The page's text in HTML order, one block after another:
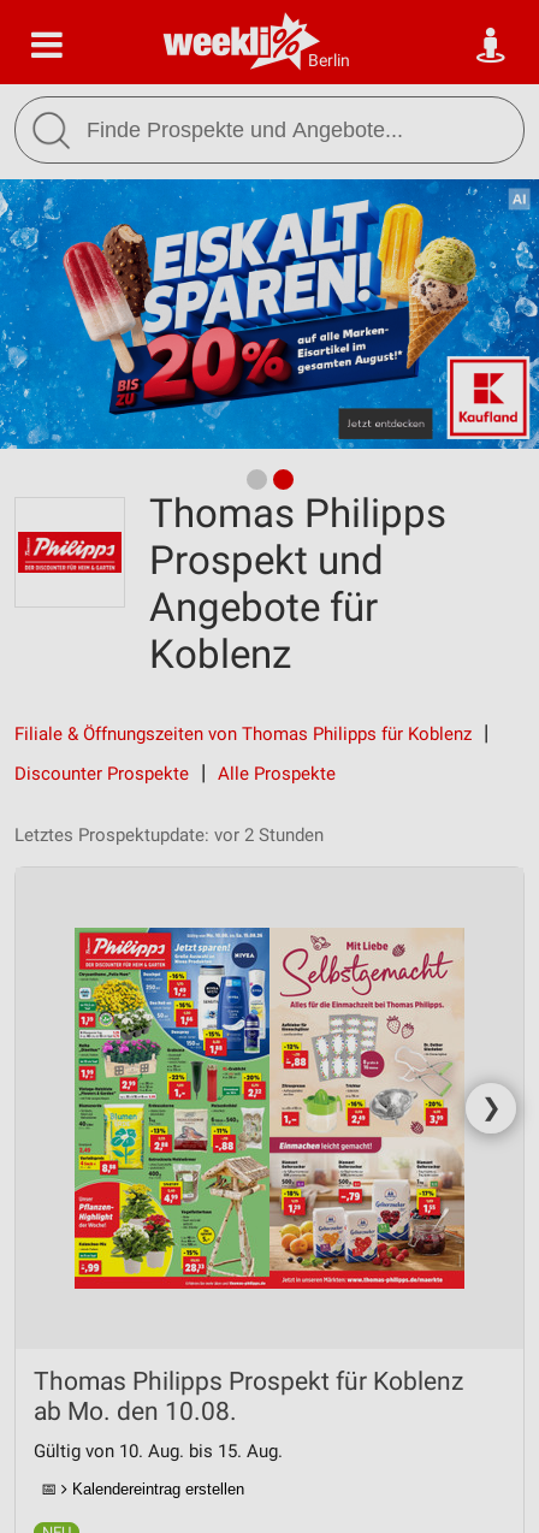
Berlin
Thomas Philipps
Prospekt und
Angebote für
Koblenz
Filiale & Öffnungszeiten von Thomas Philipps für Koblenz
Discounter Prospekte
Alle Prospekte
Letztes Prospektupdate: vor 2 Stunden
❯
Thomas Philipps Prospekt für Koblenz
ab Mo. den 10.08.
Gültig von 10. Aug. bis 15. Aug.
📅 Kalendereintrag erstellen